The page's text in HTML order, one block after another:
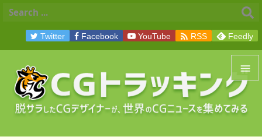


メニュ
Twitter Facebook YouTube  RSS Feedly